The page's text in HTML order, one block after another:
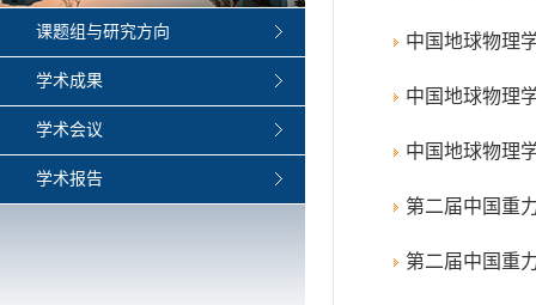
课题组与研究方向
学术成果
学术会议
学术报告
中国地球物理
中国地球物理
中国地球物理
第二届中国重
第二届中国重